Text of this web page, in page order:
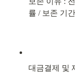
률 / 보존 기
대금결제 및